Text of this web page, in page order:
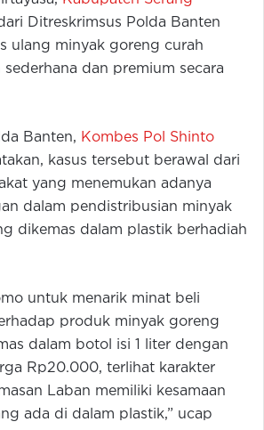
Ditreskrimsus Polda Banten
ulang minyak goreng curah
sederhana dan premium secara
Banten, Kombes Pol Shinto
kasus tersebut berawal dari
yang menemukan adanya
dalam pendistribusian minyak
dikemas dalam plastik berhadiah
untuk menarik minat beli
produk minyak goreng
dalam botol isi 1 liter dengan
Rp20.000, terlihat karakter
Laban memiliki kesamaan
ada di dalam plastik,” ucap